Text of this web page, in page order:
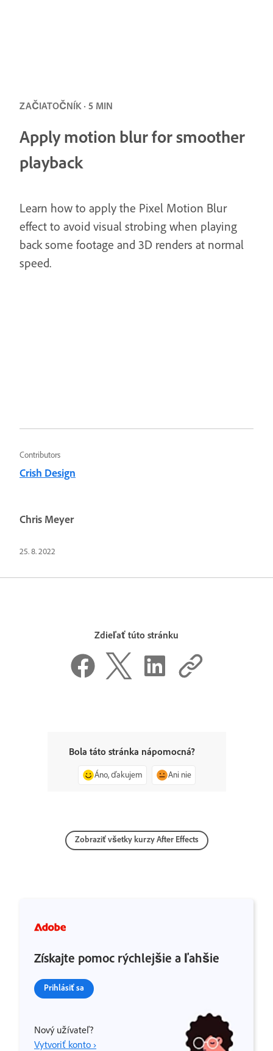
ZAČIATOČNÍK · 5 MIN
Apply motion blur for smoother
playback
Learn how to apply the Pixel Motion Blur
effect to avoid visual strobing when playing
back some footage and 3D renders at normal
speed.
Contributors
Crish Design
Chris Meyer
25. 8. 2022
Zdieľať túto stránku
Bola táto stránka nápomocná?
Áno, ďakujem Ani nie
Zobraziť všetky kurzy After Effects
Získajte pomoc rýchlejšie a ľahšie
Prihlásiť sa
Nový užívateľ?
Vytvoriť konto ›